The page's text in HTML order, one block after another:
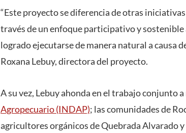
“Este proyecto se diferencia de otras
través de un enfoque participativo y
logrado ejecutarse de manera natural a causa
Roxana Lebuy, directora del proyecto.
A su vez, Lebuy ahonda en el trabajo conjunto
Agropecuario (INDAP); las comunidades de
agricultores orgánicos de Quebrada Alvarado